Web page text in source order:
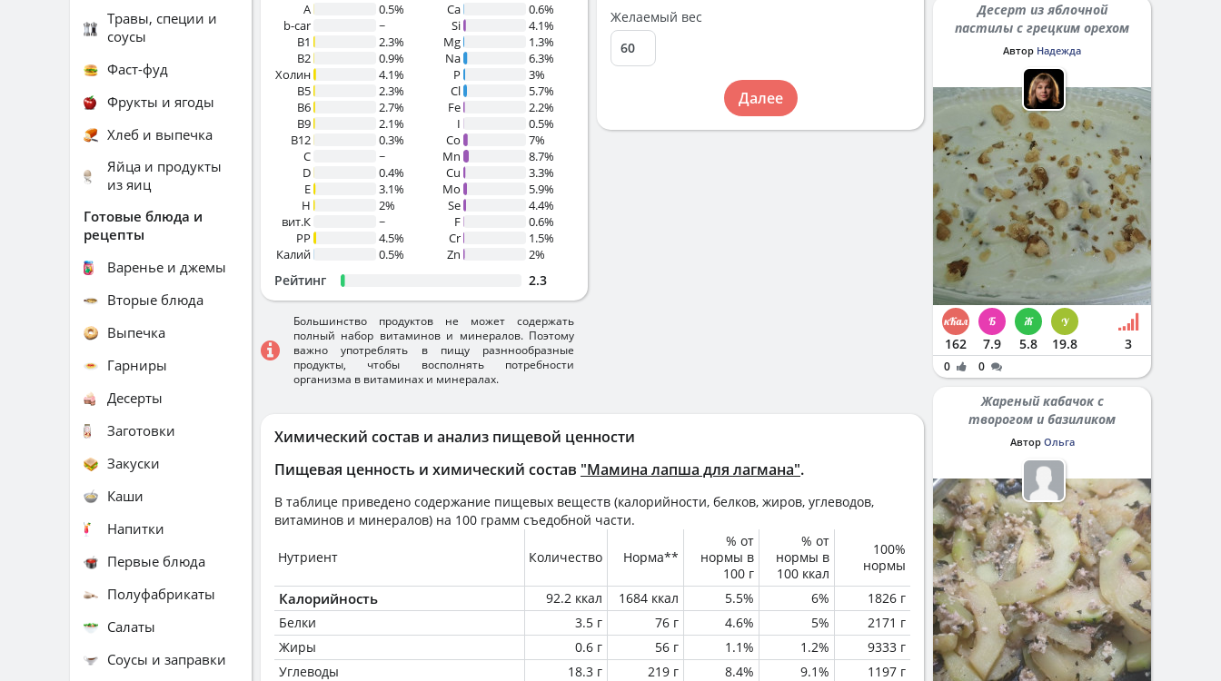
Химический состав и анализ пищевой ценности
Пищевая ценность и химический состав "Мамина лапша для лагмана".
В таблице приведено содержание пищевых веществ (калорийности, белков, жиров, углеводов,
витаминов и минералов) на 100 грамм съедобной части.
Нутриент Количество Норма**
% от
нормы в
100 г
% от
нормы в
100 ккал
100%
нормы
Калорийность 92.2 ккал 1684 ккал 5.5% 6%
1826 г
Белки
3.5 г 76 г 4.6% 5%
2171 г
Жиры
0.6 г 56 г 1.1% 1.2%
9333 г
Углеводы
18.3 г 219 г 8.4% 9.1%
1197 г
A
0.5%
b-car
~
В1
2.3%
B2
0.9%
Холин
4.1%
B5
2.3%
B6
2.7%
B9
2.1%
B12
0.3%
C
~
D
0.4%
E
3.1%
H
2%
вит.К
~
PP
4.5%
Калий
0.5%
Ca
0.6%
Si
4.1%
Mg
1.3%
Na
6.3%
P
3%
Cl
5.7%
Fe
2.2%
I
0.5%
Co
7%
Mn
8.7%
Cu
3.3%
Mo
5.9%
Se
4.4%
F
0.6%
Cr
1.5%
Zn
2%
Рейтинг 2.3
Большинство продуктов не может содержать
полный набор витаминов и минералов. Поэтому
важно употреблять в пищу разннообразные
продукты, чтобы восполнять потребности
организма в витаминах и минералах.
Желаемый вес
Далее
Травы, специи и
соусы
Фаст-фуд
Фрукты и ягоды
Хлеб и выпечка
Яйца и продукты
из яиц
Готовые блюда и
рецепты
Варенье и джемы
Вторые блюда
Выпечка
Гарниры
Десерты
Заготовки
Закуски
Каши
Напитки
Первые блюда
Полуфабрикаты
Салаты
Соусы и заправки
Десерт из яблочной
пастилы с грецким орехом
Автор Надежда
162 7.9 5.8 19.8 3
0 0
Жареный кабачок с
творогом и базиликом
Автор Ольга